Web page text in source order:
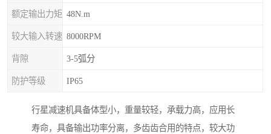
额定输出力矩 48N.m
较大输入转速 8000RPM
背隙 3-5弧分
防护等级 IP65
行星减速机具备体型小，重量较轻，承载力高，应用长
寿命，具备输出功率分离，多齿齿合用的特点，较大功